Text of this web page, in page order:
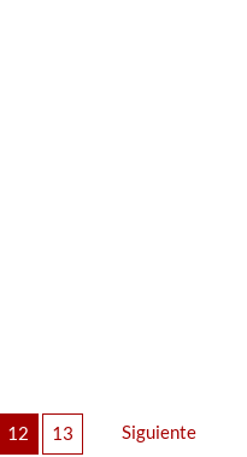
12 13 Siguiente